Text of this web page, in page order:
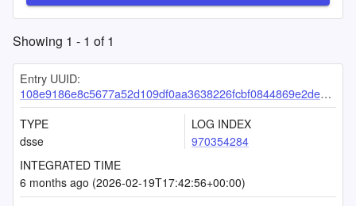
Showing 1 - 1 of1
Entry UUID:
108e9186e8c5677a52d109df0aa3638226fcbf0844869e2de36ffec9fabc3c07fb91d20201ab66e4
TYPE
dsse
LOG INDEX
970354284
INTEGRATED TIME
6 months ago (2026-02-19T17:42:56+00:00)